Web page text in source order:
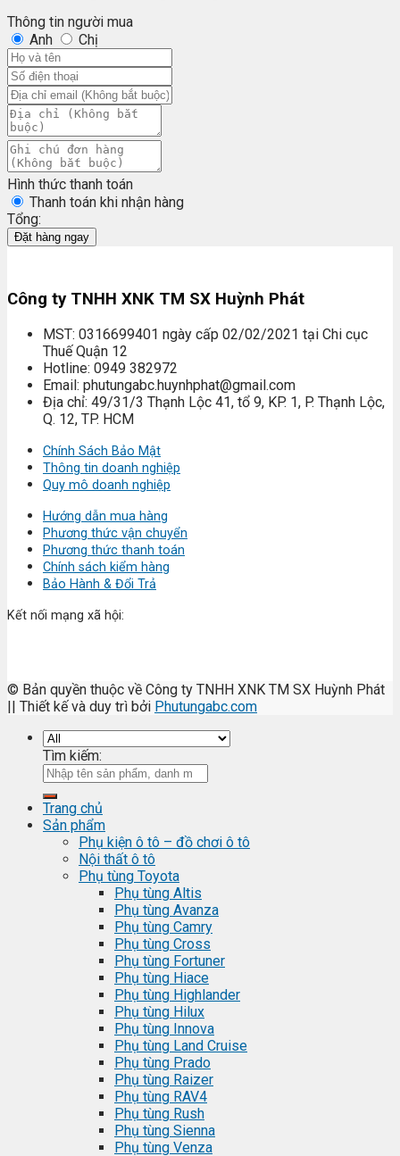
Thông tin người mua
Anh
Chị
Hình thức thanh toán
Thanh toán khi nhận hàng
Tổng:
Đặt hàng ngay
Công ty TNHH XNK TM SX Huỳnh Phát
MST: 0316699401 ngày cấp 02/02/2021 tại Chi cục
Thuế Quận 12
Hotline: 0949 382972
Email: phutungabc.huynhphat@gmail.com
Địa chỉ: 49/31/3 Thạnh Lộc 41, tổ 9, KP. 1, P. Thạnh Lộc,
Q. 12, TP. HCM
Chính Sách Bảo Mật
Thông tin doanh nghiệp
Quy mô doanh nghiệp
Hướng dẫn mua hàng
Phương thức vận chuyển
Phương thức thanh toán
Chính sách kiểm hàng
Bảo Hành & Đổi Trả
Kết nối mạng xã hội:
© Bản quyền thuộc về Công ty TNHH XNK TM SX Huỳnh Phát
|| Thiết kế và duy trì bởi Phutungabc.com
Tìm kiếm:
Trang chủ
Sản phẩm
Phụ kiện ô tô – đồ chơi ô tô
Nội thất ô tô
Phụ tùng Toyota
Phụ tùng Altis
Phụ tùng Avanza
Phụ tùng Camry
Phụ tùng Cross
Phụ tùng Fortuner
Phụ tùng Hiace
Phụ tùng Highlander
Phụ tùng Hilux
Phụ tùng Innova
Phụ tùng Land Cruise
Phụ tùng Prado
Phụ tùng Raizer
Phụ tùng RAV4
Phụ tùng Rush
Phụ tùng Sienna
Phụ tùng Venza